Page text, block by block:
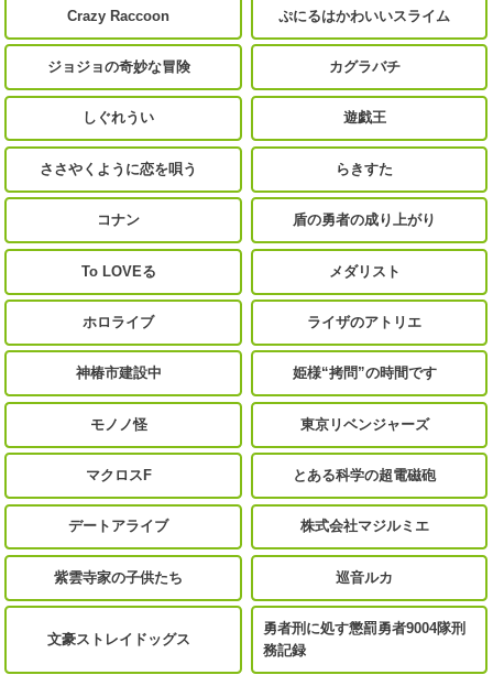
Crazy Raccoon ぷにるはかわいいスライム
ジョジョの奇妙な冒険 カグラバチ
しぐれうい 遊戯王
ささやくように恋を唄う らきすた
コナン 盾の勇者の成り上がり
To LOVEる メダリスト
ホロライブ ライザのアトリエ
神椿市建設中 姫様“拷問”の時間です
モノノ怪 東京リベンジャーズ
マクロスF とある科学の超電磁砲
デートアライブ 株式会社マジルミエ
紫雲寺家の子供たち 巡音ルカ
文豪ストレイドッグス
勇者刑に処す懲罰勇者9004隊刑
務記録